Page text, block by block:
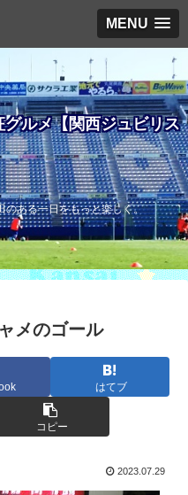
MENU
ルメ【関西ジュビリス
のある一日をもっと楽しく。
メのゴール
はてブ
コピー
2023.07.29